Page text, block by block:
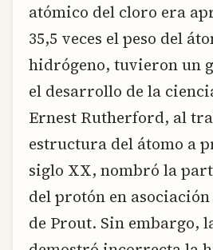
atómico del cloro era
35,5 veces el peso del
hidrógeno, tuvieron un
el desarrollo de la
Ernest Rutherford, al
estructura del átomo a
siglo XX, nombró la
del protón en
de Prout. Sin embargo,